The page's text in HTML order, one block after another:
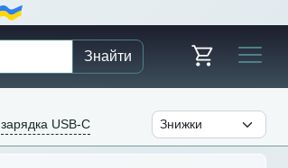
Знайти
зарядка USB-C